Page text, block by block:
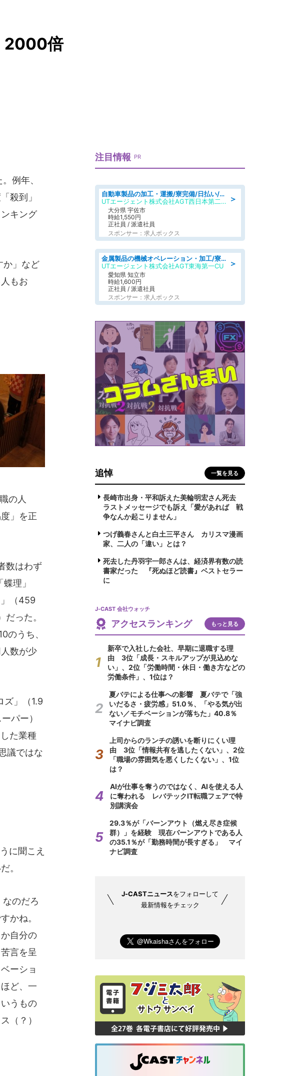
2000倍
例年、
殺到」
キング
か」など
もお
の人
」を正
数はわず
理」
（459
った。
のうち、
数が少
ズ」（1.9
パー）
た業種
議ではな
に聞こえ
。
のだろ
かね。
自分の
言を呈
ーショ
ど、一
うもの
（？）
注目情報 PR
＞
自動車製品の加工・運搬/寮完備/日払い/工場・製造
UTエージェント株式会社AGT西日本第二CU
大分県 宇佐市
時給1,550円
正社員 / 派遣社員
スポンサー：求人ボックス
＞
金属製品の機械オペレーション・加工/寮完備/日払い/工場・製造
UTエージェント株式会社AGT東海第一CU
愛知県 知立市
時給1,600円
正社員 / 派遣社員
スポンサー：求人ボックス
追悼 一覧を見る
長崎市出身・平和訴えた美輪明宏さん死去
ラストメッセージでも訴え「愛があれば 戦
争なんか起こりません」
つげ義春さんと白土三平さん カリスマ漫画
家、二人の「違い」とは？
死去した丹羽宇一郎さんは、経済界有数の読
書家だった 『死ぬほど読書』ベストセラー
に
J-CAST 会社ウォッチ
アクセスランキング もっと見る
新卒で入社した会社、早期に退職する理
由 3位「成長・スキルアップが見込めな
い」、2位「労働時間・休日・働き方などの
労働条件」、1位は？
夏バテによる仕事への影響 夏バテで「強
いだるさ・疲労感」51.0％、「やる気が出
ない／モチベーションが落ちた」40.8％
マイナビ調査
上司からのランチの誘いを断りにくい理
由 3位「情報共有を逃したくない」、2位
「職場の雰囲気を悪くしたくない」、1位
は？
AIが仕事を奪うのではなく、AIを使える人
に奪われる レバテックIT転職フェアで特
別講演会
29.3％が「バーンアウト（燃え尽き症候
群）」を経験 現在バーンアウトである人
の35.1％が「勤務時間が長すぎる」 マイ
ナビ調査
J-CASTニュースをフォローして
最新情報をチェック